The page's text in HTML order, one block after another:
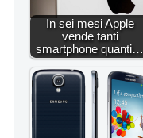
In sei mesi Apple
vende tanti
smartphone quanti…